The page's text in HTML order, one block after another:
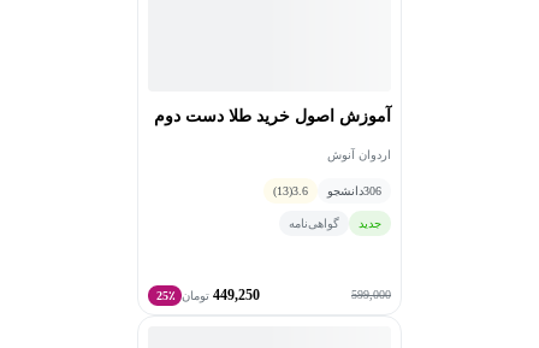
آموزش اصول خرید طلا دست دوم
اردوان آنوش
306دانشجو 3.6
(13)
جدید گواهی‌نامه
599,000
449,250 تومان 25٪